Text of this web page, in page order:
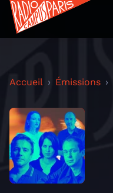
Accueil Émissions